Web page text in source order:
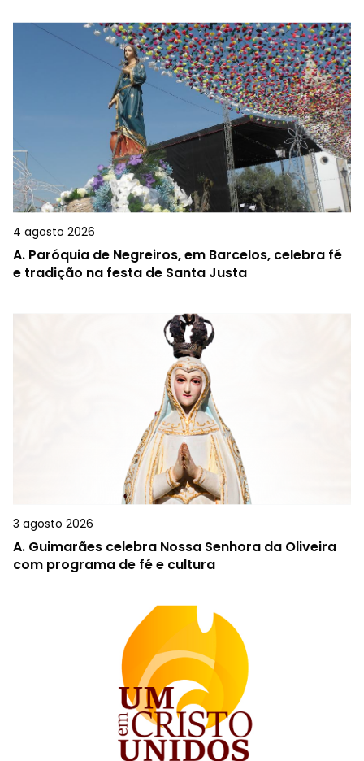
4 agosto 2026
A. Paróquia de Negreiros, em Barcelos, celebra fé
e tradição na festa de Santa Justa
3 agosto 2026
A. Guimarães celebra Nossa Senhora da Oliveira
com programa de fé e cultura